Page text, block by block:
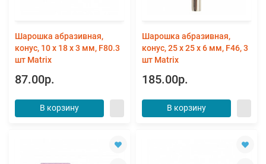
Шарошка абразивная,
конус, 10 x 18 x 3 мм, F80.3
шт Matrix
87.00р.
В корзину
Шарошка абразивная,
конус, 25 x 25 x 6 мм, F46, 3
шт Matrix
185.00р.
В корзину